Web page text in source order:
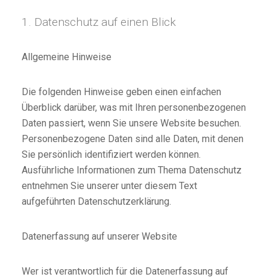
1. Datenschutz auf einen Blick
Allgemeine Hinweise
Die folgenden Hinweise geben einen einfachen
Überblick darüber, was mit Ihren personenbezogenen
Daten passiert, wenn Sie unsere Website besuchen.
Personenbezogene Daten sind alle Daten, mit denen
Sie persönlich identifiziert werden können.
Ausführliche Informationen zum Thema Datenschutz
entnehmen Sie unserer unter diesem Text
aufgeführten Datenschutzerklärung.
Datenerfassung auf unserer Website
Wer ist verantwortlich für die Datenerfassung auf